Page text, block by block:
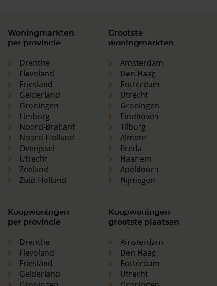
Woningmarkten
per provincie
Drenthe
Flevoland
Friesland
Gelderland
Groningen
Limburg
Noord-Brabant
Noord-Holland
Overijssel
Utrecht
Zeeland
Zuid-Holland
Grootste
woningmarkten
Amsterdam
Den Haag
Rotterdam
Utrecht
Groningen
Eindhoven
Tilburg
Almere
Breda
Haarlem
Apeldoorn
Nijmegen
Koopwoningen
per provincie
Drenthe
Flevoland
Friesland
Gelderland
Koopwoningen
grootste plaatsen
Amsterdam
Den Haag
Rotterdam
Utrecht